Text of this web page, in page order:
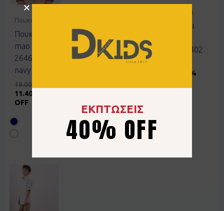
Πουκάμισα
Πουκάμισο
mao Joyce
2646503
navy
19.00€
11.40
OFF
Zippy
3106013710
Παντελόνια
Παντελόνι
3105909402
50%
ΕΚΠΤΩΣΕΙΣ
40% OFF